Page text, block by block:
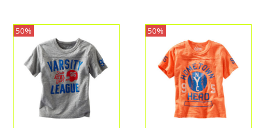
50% 50%